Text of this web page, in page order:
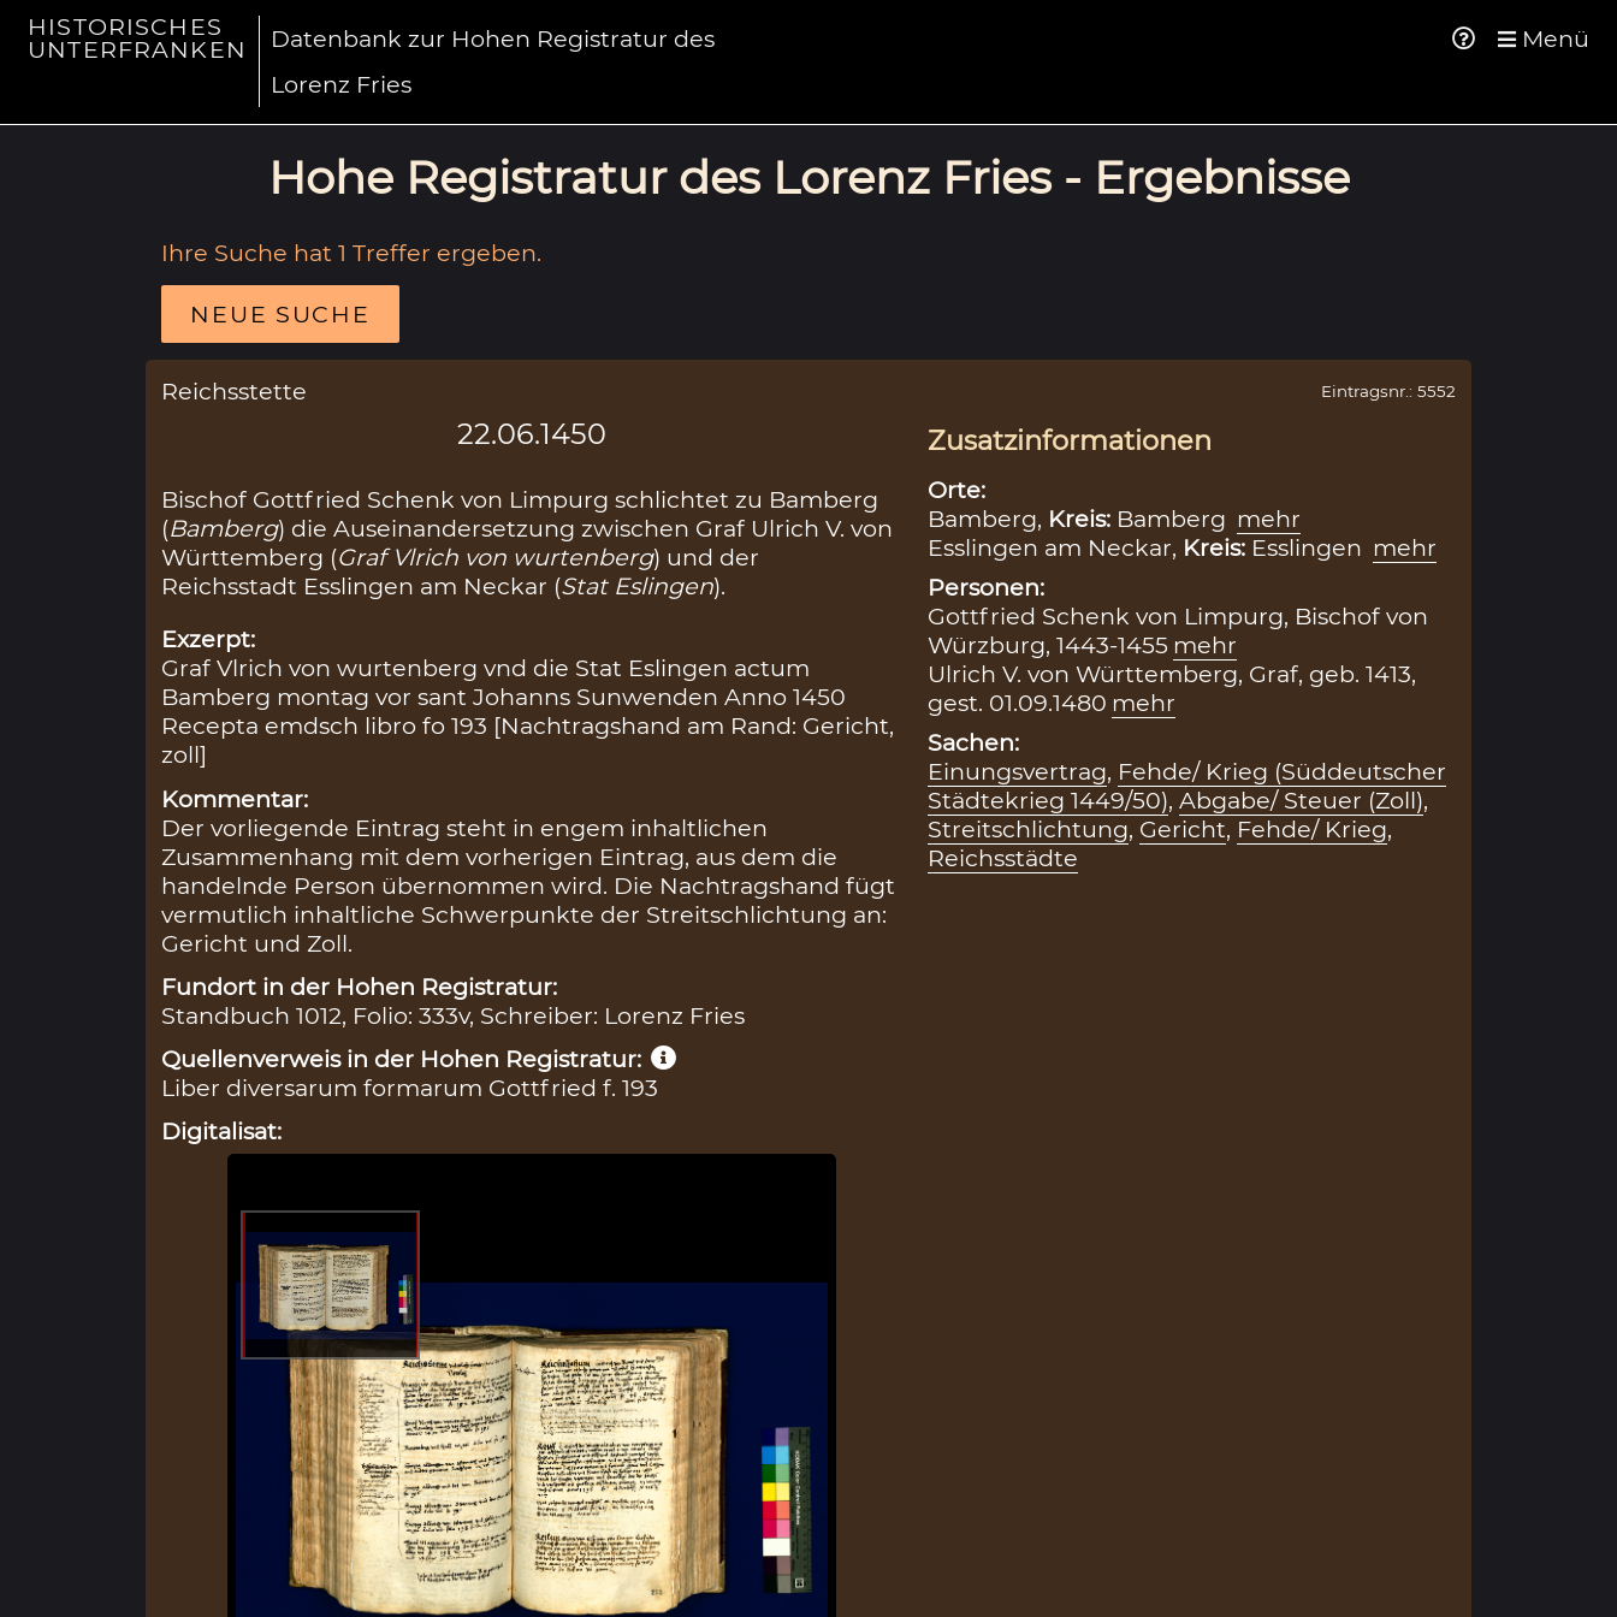
HISTORISCHES
UNTERFRANKEN
Datenbank zur Hohen Registratur des
Lorenz Fries
Menü
Hohe Registratur des Lorenz Fries - Ergebnisse
Ihre Suche hat 1 Treffer ergeben.
NEUE SUCHE
Reichsstette
22.06.1450
Bischof Gottfried Schenk von Limpurg schlichtet zu Bamberg
(Bamberg) die Auseinandersetzung zwischen Graf Ulrich V. von
Württemberg (Graf Vlrich von wurtenberg) und der
Reichsstadt Esslingen am Neckar (Stat Eslingen).
Exzerpt:
Graf Vlrich von wurtenberg vnd die Stat Eslingen actum
Bamberg montag vor sant Johanns Sunwenden Anno 1450
Recepta emdsch libro fo 193 [Nachtragshand am Rand: Gericht,
zoll]
Kommentar:
Der vorliegende Eintrag steht in engem inhaltlichen
Zusammenhang mit dem vorherigen Eintrag, aus dem die
handelnde Person übernommen wird. Die Nachtragshand fügt
vermutlich inhaltliche Schwerpunkte der Streitschlichtung an:
Gericht und Zoll.
Fundort in der Hohen Registratur:
Standbuch 1012, Folio: 333v, Schreiber: Lorenz Fries
Quellenverweis in der Hohen Registratur:
Liber diversarum formarum Gottfried f. 193
Digitalisat:
Eintragsnr.: 5552
Zusatzinformationen
Orte:
Bamberg, Kreis: Bamberg mehr
Esslingen am Neckar, Kreis: Esslingen mehr
Personen:
Gottfried Schenk von Limpurg, Bischof von
Würzburg, 1443-1455 mehr
Ulrich V. von Württemberg, Graf, geb. 1413,
gest. 01.09.1480 mehr
Sachen:
Einungsvertrag, Fehde/ Krieg (Süddeutscher
Städtekrieg 1449/50), Abgabe/ Steuer (Zoll),
Streitschlichtung, Gericht, Fehde/ Krieg,
Reichsstädte